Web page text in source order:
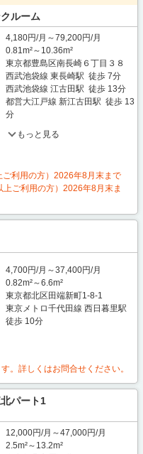
ルーム
4,180円/月～79,200円/月
0.81m²～10.36m²
東京都豊島区南長崎６丁目３８
西武池袋線 東長崎駅 徒歩 7分
西武池袋線 江古田駅 徒歩 13分
都営大江戸線 新江古田駅 徒歩 13
分
もっと見る
利用の方）2026年8月末まで
ご利用の方）2026年8月末ま
4,700円/月～37,400円/月
0.82m²～6.6m²
東京都北区田端新町1-8-1
東京メトロ千代田線 西日暮里駅
徒歩 10分
。詳しくはお問合せください。
パート1
12,000円/月～47,000円/月
2.5m²～13.2m²